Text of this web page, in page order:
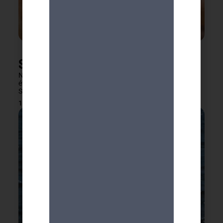
Speed Dating 70+
Notre partenaire la Comédie de Genève organise un
événement le 9 octobre 2026 en collaboration avec PRO
SENECTUTE pour les seniors de 70 ans et plus.
16 juin 2026